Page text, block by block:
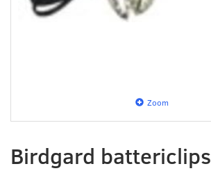
Zoom
Birdgard battericlips